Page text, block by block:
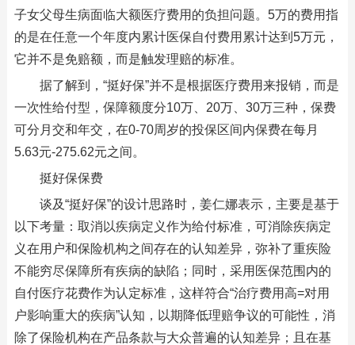
子女父母生病面临大额医疗费用的负担问题。5万的费用指
的是在任意一个年度内累计医保自付费用累计达到5万元，
它并不是免赔额，而是触发理赔的标准。
据了解到，“挺好保”并不是根据医疗费用来报销，而是
一次性给付型，保障额度分10万、20万、30万三种，保费
可分月交和年交，在0-70周岁的投保区间内保费在每月
5.63元-275.62元之间。
挺好保保费
谈及“挺好保”的设计思路时，姜仁娜表示，主要是基于
以下考量：取消以疾病定义作为给付标准，可消除疾病定
义在用户和保险机构之间存在的认知差异，弥补了重疾险
不能穷尽保障所有疾病的缺陷；同时，采用医保范围内的
自付医疗花费作为认定标准，这样符合“治疗费用高=对用
户影响重大的疾病”认知，以期降低理赔争议的可能性，消
除了保险机构在产品条款与大众普遍的认知差异；且在基